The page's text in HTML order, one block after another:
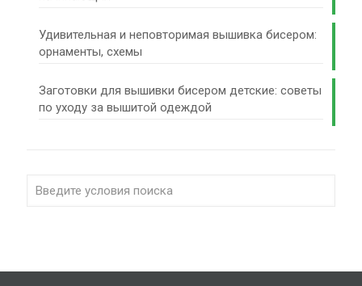
Удивительная и неповторимая вышивка бисером:
орнаменты, схемы
Заготовки для вышивки бисером детские: советы
по уходу за вышитой одеждой